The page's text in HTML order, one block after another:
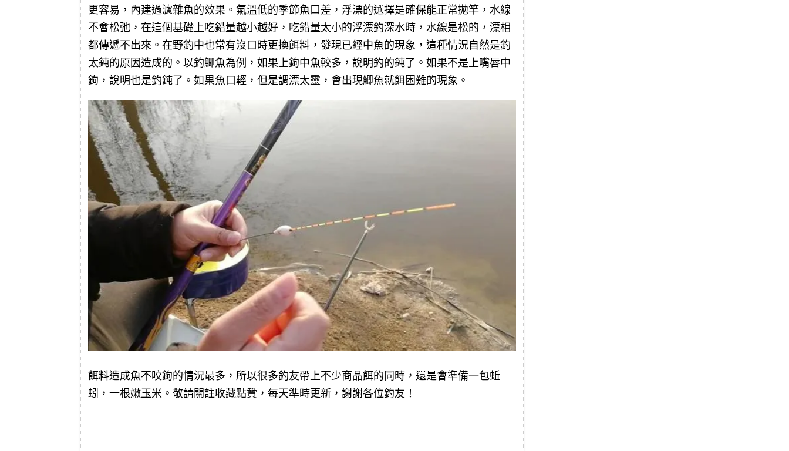
更容易，內建過濾雜魚的效果。氣溫低的季節魚口差，浮漂的選擇是確保能正常拋竿，水線
不會松弛，在這個基礎上吃鉛量越小越好，吃鉛量太小的浮漂釣深水時，水線是松的，漂相
都傳遞不出來。在野釣中也常有沒口時更換餌料，發現已經中魚的現象，這種情況自然是釣
太鈍的原因造成的。以釣鯽魚為例，如果上鉤中魚較多，說明釣的鈍了。如果不是上嘴唇中
鉤，說明也是釣鈍了。如果魚口輕，但是調漂太靈，會出現鯽魚就餌困難的現象。
餌料造成魚不咬鉤的情況最多，所以很多釣友帶上不少商品餌的同時，還是會準備一包蚯
蚓，一根嫩玉米。敬請關註收藏點贊，每天準時更新，謝謝各位釣友！